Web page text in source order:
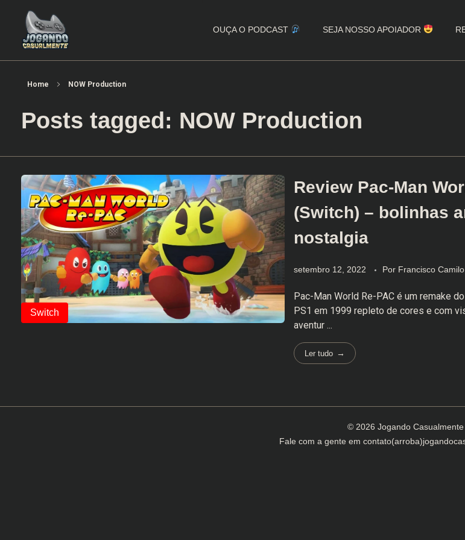
OUÇA O PODCAST SEJA NOSSO APOIADOR
Home NOW Production
Posts tagged: NOW Production
Review Pac-Man
(Switch) – bolinhas
nostalgia
setembro 12, 2022 Por Francisco Camilo
Pac-Man World Re-PAC é um remake
PS1 em 1999 repleto de cores e com
aventur ...
Ler tudo
© 2026 Jogando Casualmente
Fale com a gente em